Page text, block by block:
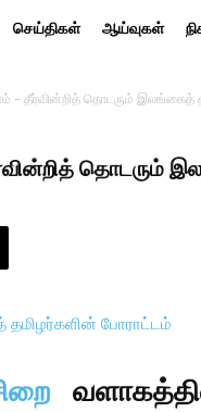
செய்திகள் ஆய்வுகள்
– தீர்வின்றித் தொடரும்
தீர்வின்றித்